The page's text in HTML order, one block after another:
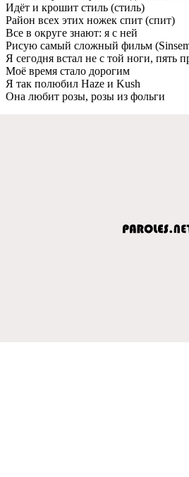
Идёт и крошит стиль (стиль)
Район всех этих ножек спит (спит)
Все в округе знают: я с ней
Рисую самый сложный фильм
Я сегодня встал не с той ноги, пять
Моё время стало дорогим
Я так полюбил Haze и Kush
Она любит розы, розы из фольги